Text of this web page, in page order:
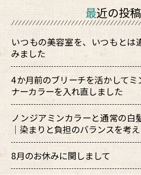
最近の投稿
いつもの美容室を、いつもとは
みました
4か月前のブリーチを活かして
ナーカラーを入れ直しました
ノンジアミンカラーと通常の白
｜染まりと負担のバランスを考
8月のお休みに関しまして